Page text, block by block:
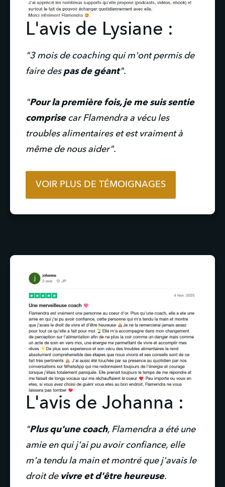
L'avis de Lysiane :
"3 mois de coaching qui m'ont permis de
faire des pas de géant".
"Pour la première fois, je me suis sentie
comprisecar Flamendra a vécu les
troubles alimentaires et est vraiment à
même de nous aider".
VOIR PLUS DE TÉMOIGNAGES
L'avis de Johanna :
"Plus qu'une coach, Flamendra a été une
amie en qui j'ai pu avoir confiance, elle
m'a tendu la main et montré que j'avais le
droit de vivre et d'être heureuse.